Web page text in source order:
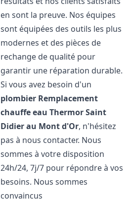
en sont la preuve. Nos équipes
sont équipées des outils les plus
modernes et des pièces de
rechange de qualité pour
garantir une réparation durable.
Si vous avez besoin d'un
plombier Remplacement
chauffe eau ThermorSaint
Didier au Mont d'Or, n'hésitez
pas à nous contacter. Nous
sommes à votre disposition
24h/24, 7j/7 pour répondre à vos
besoins. Nous sommes
convaincus